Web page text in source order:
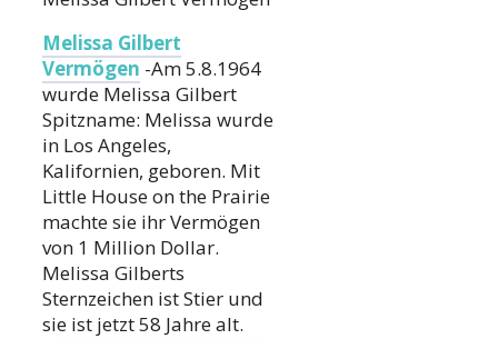
Melissa Gilbert
Vermögen -Am 5.8.1964
wurde Melissa Gilbert
Spitzname: Melissa wurde
in Los Angeles,
Kalifornien, geboren. Mit
Little House on the Prairie
machte sie ihr Vermögen
von 1 Million Dollar.
Melissa Gilberts
Sternzeichen ist Stier und
sie ist jetzt 58 Jahre alt.